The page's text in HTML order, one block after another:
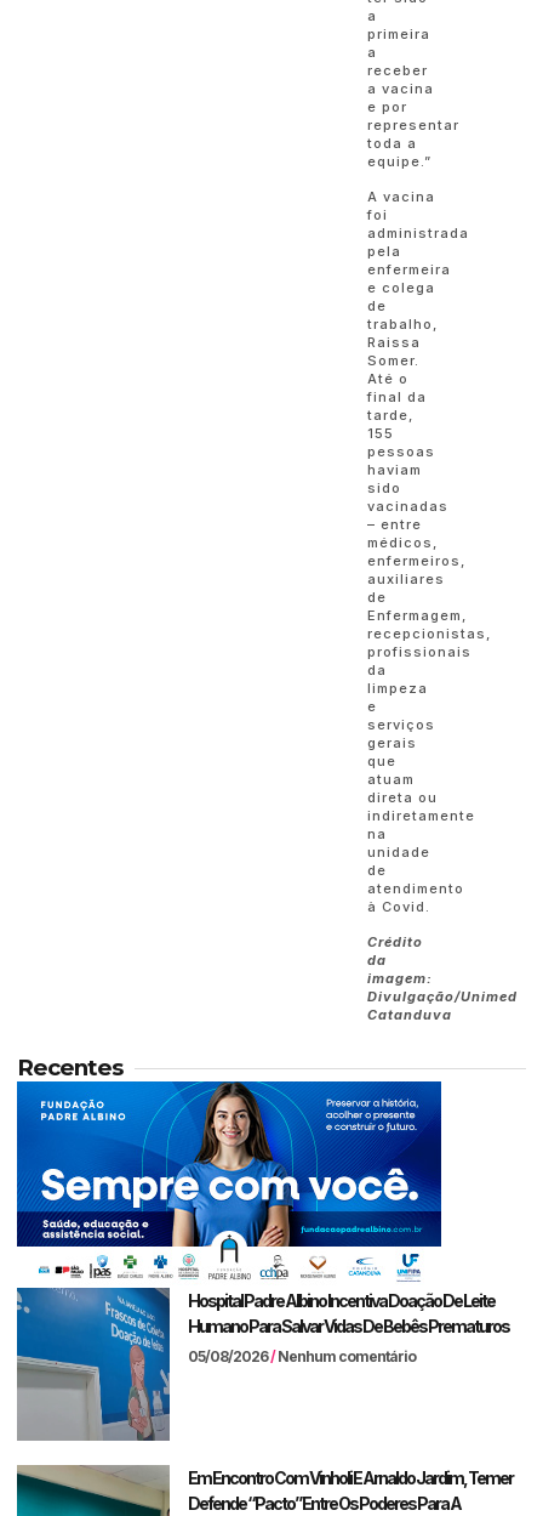
a
primeira
a
receber
a vacina
e por
representar
toda a
equipe.”
A vacina
foi
administrada
pela
enfermeira
e colega
de
trabalho,
Raissa
Somer.
Até o
final da
tarde,
155
pessoas
haviam
sido
vacinadas
– entre
médicos,
enfermeiros,
auxiliares
de
Enfermagem,
recepcionistas,
profissionais
da
limpeza
e
serviços
gerais
que
atuam
direta ou
indiretamente
na
unidade
de
atendimento
à Covid.
Crédito
da
imagem:
Divulgação/Unimed
Catanduva
Recentes
Hospital Padre Albino Incentiva Doação De Leite
Humano Para Salvar Vidas De Bebês Prematuros
05/08/2026 Nenhum comentário
Em Encontro Com Vinholi E Arnaldo Jardim, Temer
Defende “pacto” Entre Os Poderes Para A